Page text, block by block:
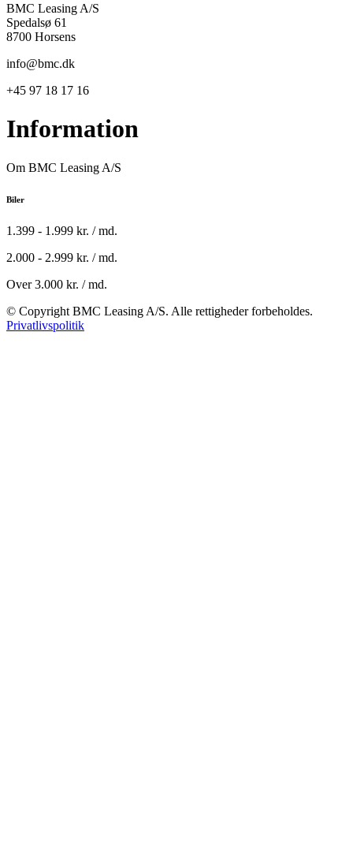
BMC Leasing A/S
Spedalsø 61
8700 Horsens
info@bmc.dk
+45 97 18 17 16
Information
Om BMC Leasing A/S
Biler
1.399 - 1.999 kr. / md.
2.000 - 2.999 kr. / md.
Over 3.000 kr. / md.
© Copyright BMC Leasing A/S. Alle rettigheder forbeholdes.
Privatlivspolitik